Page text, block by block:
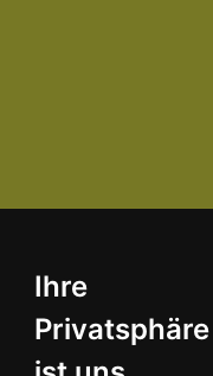
Ihre
Privatsphäre